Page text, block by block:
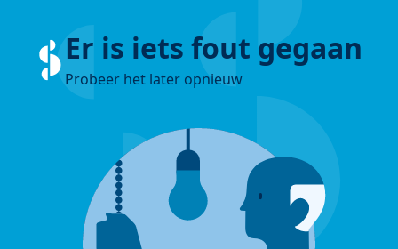
Er is iets fout gegaan
Probeer het later opnieuw